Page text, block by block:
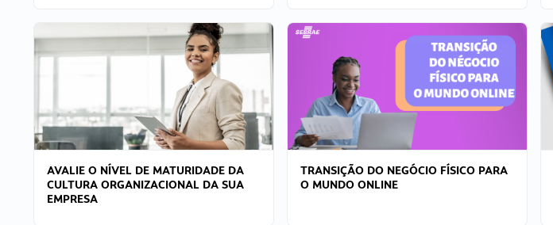
AVALIE O NÍVEL DE MATURIDADE DA
CULTURA ORGANIZACIONAL DA SUA
EMPRESA
TRANSIÇÃO DO NEGÓCIO FÍSICO PARA
O MUNDO ONLINE